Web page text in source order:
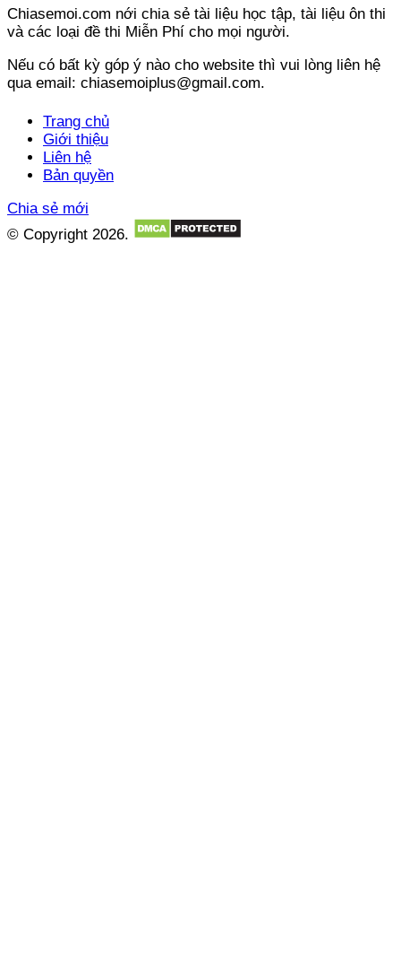
Chiasemoi.com nới chia sẻ tài liệu học tập, tài liệu ôn thi
và các loại đề thi Miễn Phí cho mọi người.
Nếu có bất kỳ góp ý nào cho website thì vui lòng liên hệ
qua email: chiasemoiplus@gmail.com.
Trang chủ
Giới thiệu
Liên hệ
Bản quyền
Chia sẻ mới
© Copyright 2026.